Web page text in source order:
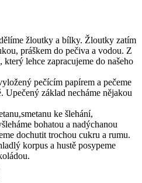
žloutky a bílky. Žloutky zatím
práškem do pečiva a vodou. Z
lehce zapracujeme do našeho
pečícím papírem a pečeme
Upečený základ necháme nějakou
ke šlehání,
bohatou a nadýchanou
dochutit trochou cukru a rumu.
korpus a hustě posypeme